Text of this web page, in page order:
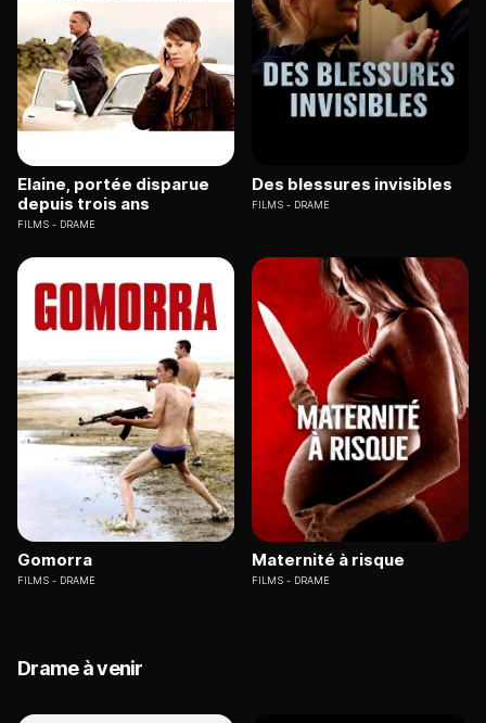
Elaine, portée disparue
depuis trois ans
FILMS DRAME
Des blessures invisibles
FILMS DRAME
Gomorra
FILMS DRAME
Maternité à risque
FILMS DRAME
Drame à venir